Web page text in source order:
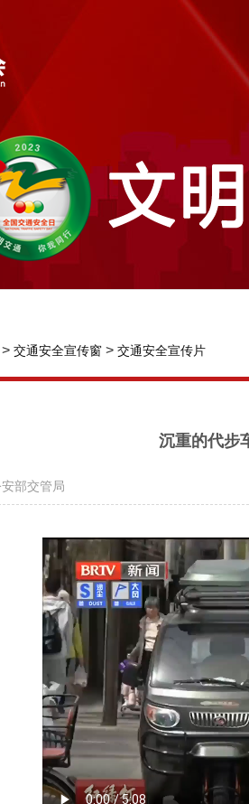
> 交通安全宣传窗 > 交通安全宣传片
沉重的代步
部交管局